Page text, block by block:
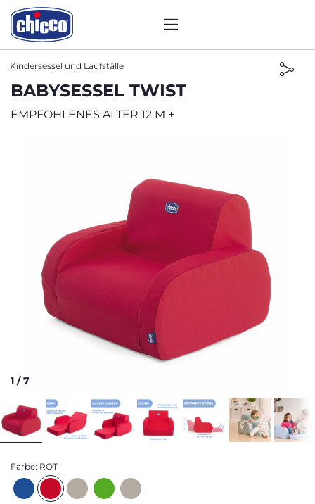
Kindersessel und Laufställe
BABYSESSEL TWIST
EMPFOHLENES ALTER 12 M +
1 /7
Farbe: ROT